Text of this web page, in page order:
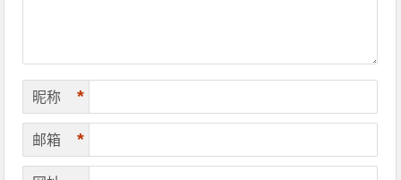
昵称 *
邮箱 *